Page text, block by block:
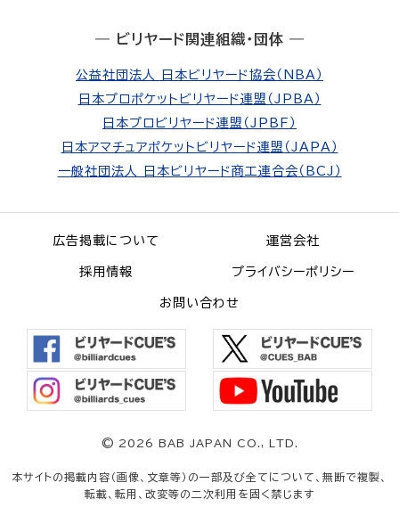
― ビリヤード関連組織・団体 ―
公益社団法人 日本ビリヤード協会（NBA）
日本プロポケットビリヤード連盟（JPBA）
日本プロビリヤード連盟（JPBF）
日本アマチュアポケットビリヤード連盟（JAPA）
一般社団法人 日本ビリヤード商工連合会（BCJ）
広告掲載について 運営会社
採用情報 プライバシーポリシー
お問い合わせ
© 2026 BAB JAPAN CO., LTD.
本サイトの掲載内容（画像、文章等）の一部及び全てについて、無断で複製、
転載、転用、改変等の二次利用を固く禁じます